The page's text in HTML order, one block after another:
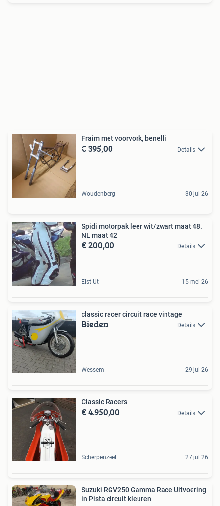
Fraim met voorvork, benelli
€ 395,00 Details
Woudenberg 30 jul 26
Spidi motorpak leer wit/zwart maat 48.
NL maat 42
€ 200,00 Details
Elst Ut 15 mei 26
classic racer circuit race vintage
Bieden Details
Wessem 29 jul 26
Classic Racers
€ 4.950,00 Details
Scherpenzeel 27 jul 26
Suzuki RGV250 Gamma Race Uitvoering
in Pista circuit kleuren